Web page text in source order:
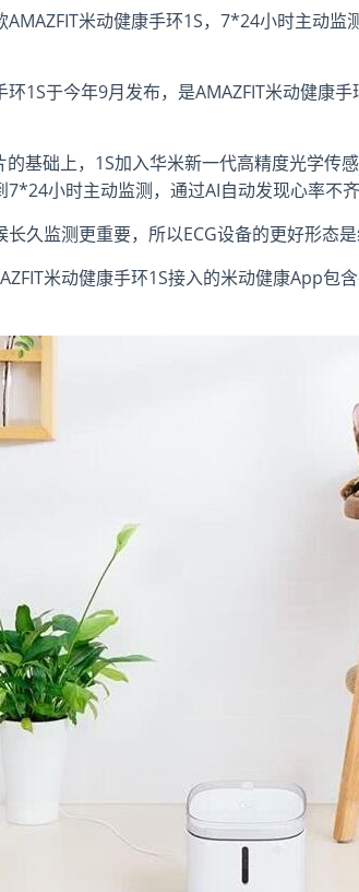
AMAZFIT米动健康手环1S，7*24小时主动
环1S于今年9月发布，是AMAZFIT米动健康
的基础上，1S加入华米新一代高精度光学传
小时主动监测，通过AI自动发现心率不
久监测更重要，所以ECG设备的更好形态
米动健康手环1S接入的米动健康App包